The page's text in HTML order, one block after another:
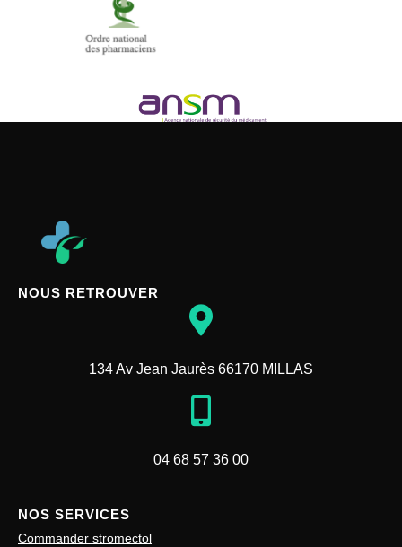
NOUS RETROUVER
134 Av Jean Jaurès 66170 MILLAS
04 68 57 36 00
NOS SERVICES
Commander stromectol